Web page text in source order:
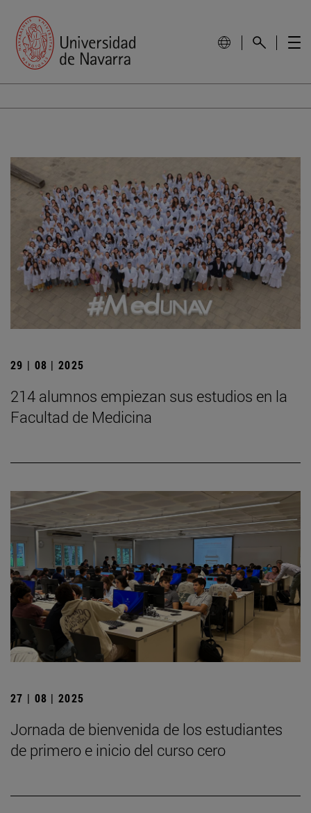
29 | 08 | 2025
214 alumnos empiezan sus estudios en la
Facultad de Medicina
27 | 08 | 2025
Jornada de bienvenida de los estudiantes
de primero e inicio del curso cero